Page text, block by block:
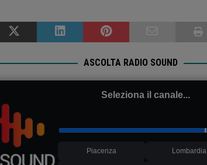
ASCOLTA RADIO SOUND
Seleziona il canale...
Piacenza Lombardia